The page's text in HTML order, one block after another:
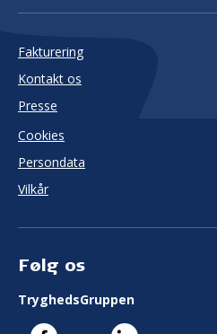
Fakturering
Kontakt os
Presse
Cookies
Persondata
Vilkår
Følg os
TryghedsGruppen